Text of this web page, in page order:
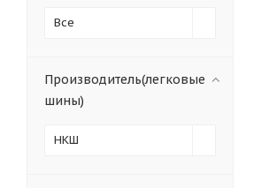
Все
Производитель(легковые
шины)
НКШ